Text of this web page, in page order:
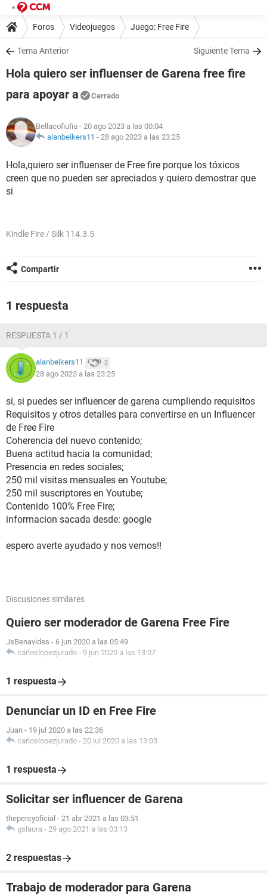
Foros Videojuegos Juego: Free Fire
Tema Anterior Siguiente Tema
Hola quiero ser influenser de Garena free fire
para apoyar a
Cerrado
Bellacofiufiu - 20 ago 2023 a las 00:04
alanbeikers11 - 28 ago 2023 a las 23:25
Hola,quiero ser influenser de Free fire porque los tóxicos
creen que no pueden ser apreciados y quiero demostrar que
si
Kindle Fire / Silk 114.3.5
Compartir
1 respuesta
RESPUESTA 1 / 1
alanbeikers11 2
28 ago 2023 a las 23:25
si, si puedes ser influencer de garena cumpliendo requisitos
Requisitos y otros detalles para convertirse en un Influencer
de Free Fire
Coherencia del nuevo contenido;
Buena actitud hacia la comunidad;
Presencia en redes sociales;
250 mil visitas mensuales en Youtube;
250 mil suscriptores en Youtube;
Contenido 100% Free Fire;
informacion sacada desde: google
espero averte ayudado y nos vemos!!
Discusiones similares
Quiero ser moderador de Garena Free Fire
JsBenavides - 6 jun 2020 a las 05:49
carloslopezjurado - 9 jun 2020 a las 13:07
1 respuesta
Denunciar un ID en Free Fire
Juan - 19 jul 2020 a las 22:36
carloslopezjurado - 20 jul 2020 a las 13:03
1 respuesta
Solicitar ser influencer de Garena
thepercyoficial - 21 abr 2021 a las 03:51
gslaura - 29 ago 2021 a las 03:13
2 respuestas
Trabajo de moderador para Garena